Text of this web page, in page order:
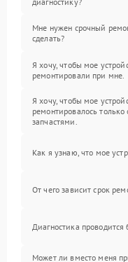
Мне нужен срочный
сделать?
Я хочу, чтобы мое
ремонтировали при мне.
Я хочу, чтобы мое
ремонтировалось
запчастями.
Как я узнаю, что мое
От чего зависит срок
Диагностика проводится
Может ли вместо меня